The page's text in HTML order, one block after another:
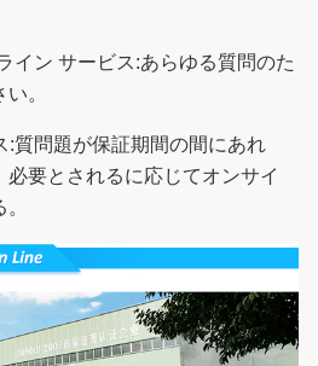
イン サービス:あらゆる質問のた
。
:質問題が保証期間の間にあれ
要とされるに応じてオンサイ